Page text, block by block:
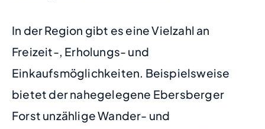
In der Region gibt es eine Vielzahl an
Freizeit-, Erholungs- und
Einkaufsmöglichkeiten. Beispielsweise
bietet der nahegelegene Ebersberger
Forst unzählige Wander- und